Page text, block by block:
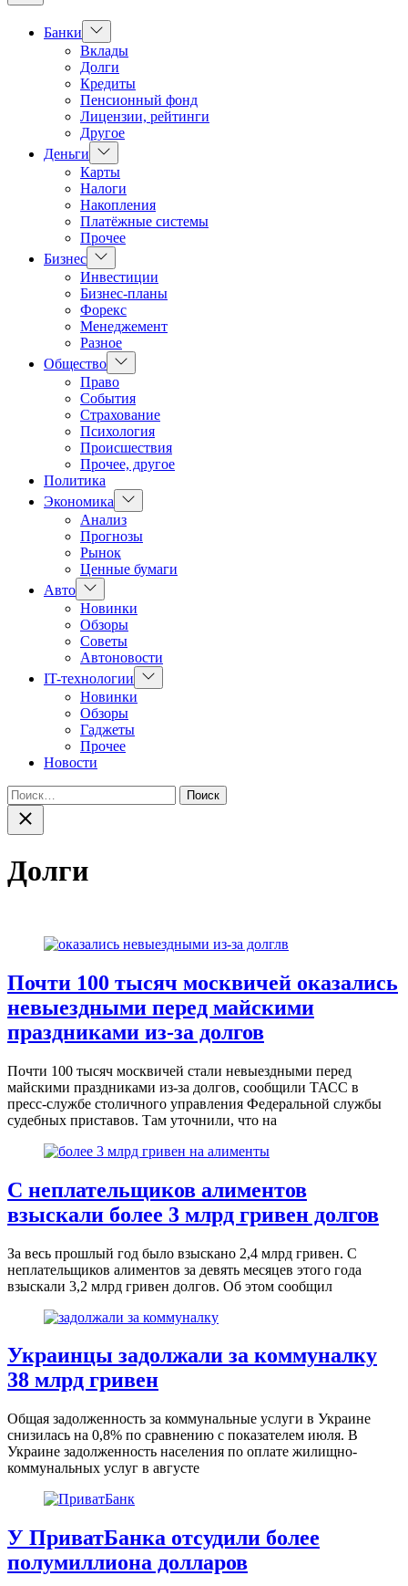
Банки
Показать
подменю
Вклады
Долги
Кредиты
Пенсионный фонд
Лицензии, рейтинги
Другое
Деньги
Показать
подменю
Карты
Налоги
Накопления
Платёжные системы
Прочее
Бизнес Показать
подменю
Инвестиции
Бизнес-планы
Форекс
Менеджемент
Разное
Общество Показать
подменю
Право
События
Страхование
Психология
Происшествия
Прочее, другое
Политика
Экономика
Показать
подменю
Анализ
Прогнозы
Рынок
Ценные бумаги
Авто Показать
подменю
Новинки
Обзоры
Советы
Автоновости
IT-технологии
Показать
подменю
Новинки
Обзоры
Гаджеты
Прочее
Новости
Найти:
Закрыть
поиск
Долги
Почти 100 тысяч москвичей оказались
невыездными перед майскими
праздниками из-за долгов
Почти 100 тысяч москвичей стали невыездными перед
майскими праздниками из-за долгов, сообщили ТАСС в
пресс-службе столичного управления Федеральной службы
судебных приставов. Там уточнили, что на
С неплательщиков алиментов
взыскали более 3 млрд гривен долгов
За весь прошлый год было взыскано 2,4 млрд гривен. С
неплательщиков алиментов за девять месяцев этого года
взыскали 3,2 млрд гривен долгов. Об этом сообщил
Украинцы задолжали за коммуналку
38 млрд гривен
Общая задолженность за коммунальные услуги в Украине
снизилась на 0,8% по сравнению с показателем июля. В
Украине задолженность населения по оплате жилищно-
коммунальных услуг в августе
У ПриватБанка отсудили более
полумиллиона долларов